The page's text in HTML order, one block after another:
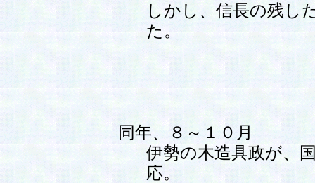
しかし、信長の残し
た。
同年、８～１０月
伊勢の木造具政が、
応。